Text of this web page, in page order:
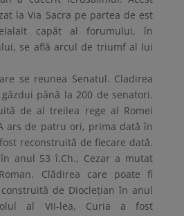
la Via Sacra pe partea de est
capăt al forumului, în
se află arcul de triumf al lui
se reunea Senatul. Cladirea
până la 200 de senatori.
de al treilea rege al Romei
ars de patru ori, prima dată în
reconstruită de fiecare dată.
anul 53 î.Ch., Cezar a mutat
Clădirea care poate fi
de Dioclețian în anul
al VII-lea, Curia a fost